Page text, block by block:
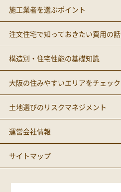
施工業者を選ぶポイント
注文住宅で知っておきたい費用の話
構造別・住宅性能の基礎知識
大阪の住みやすいエリアをチェック
土地選びのリスクマネジメント
運営会社情報
サイトマップ